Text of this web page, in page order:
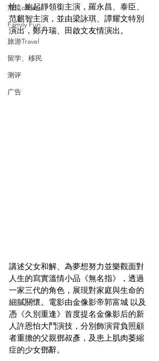
潮流others
Family Fun
旅游Travel
留学、移民
测评
广告
怡、鮑起靜領銜主演，羅永昌、泰臣、
范麒智主演，並由梁詠琪、譚耀文特別
演出，鄭丹瑞、田啟文友情演出。
講述父女和解、為夢想努力並樂觀面對
人生的寫實溫情小品《無名指》，透過
一家三代的角色，展現對家庭與生命的
細膩關懷。電影由金像影帝郭富城 以及
憑《久別重逢》首度提名金像影后的新
人許恩怡大鬥演技，分別飾演背負照顧
者重擔的父親鄧叔彥，及患上肌肉萎縮
症的少女鄧辭。